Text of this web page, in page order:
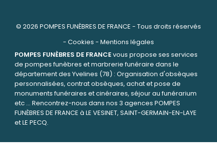
© 2026 POMPES FUNÈBRES DE FRANCE - Tous droits réservés
- Cookies - Mentions légales
POMPES FUNÈBRES DE FRANCEvous propose ses services
de pompes funèbres et marbrerie funéraire dans le
département des Yvelines (78) : Organisation d'obsèques
personnalisées, contrat obsèques, achat et pose de
monuments funéraires et cinéraires, séjour au funérarium
etc ... Rencontrez-nous dans nos 3 agences POMPES
FUNÈBRES DE FRANCE à LE VESINET, SAINT-GERMAIN-EN-LAYE
et LE PECQ.